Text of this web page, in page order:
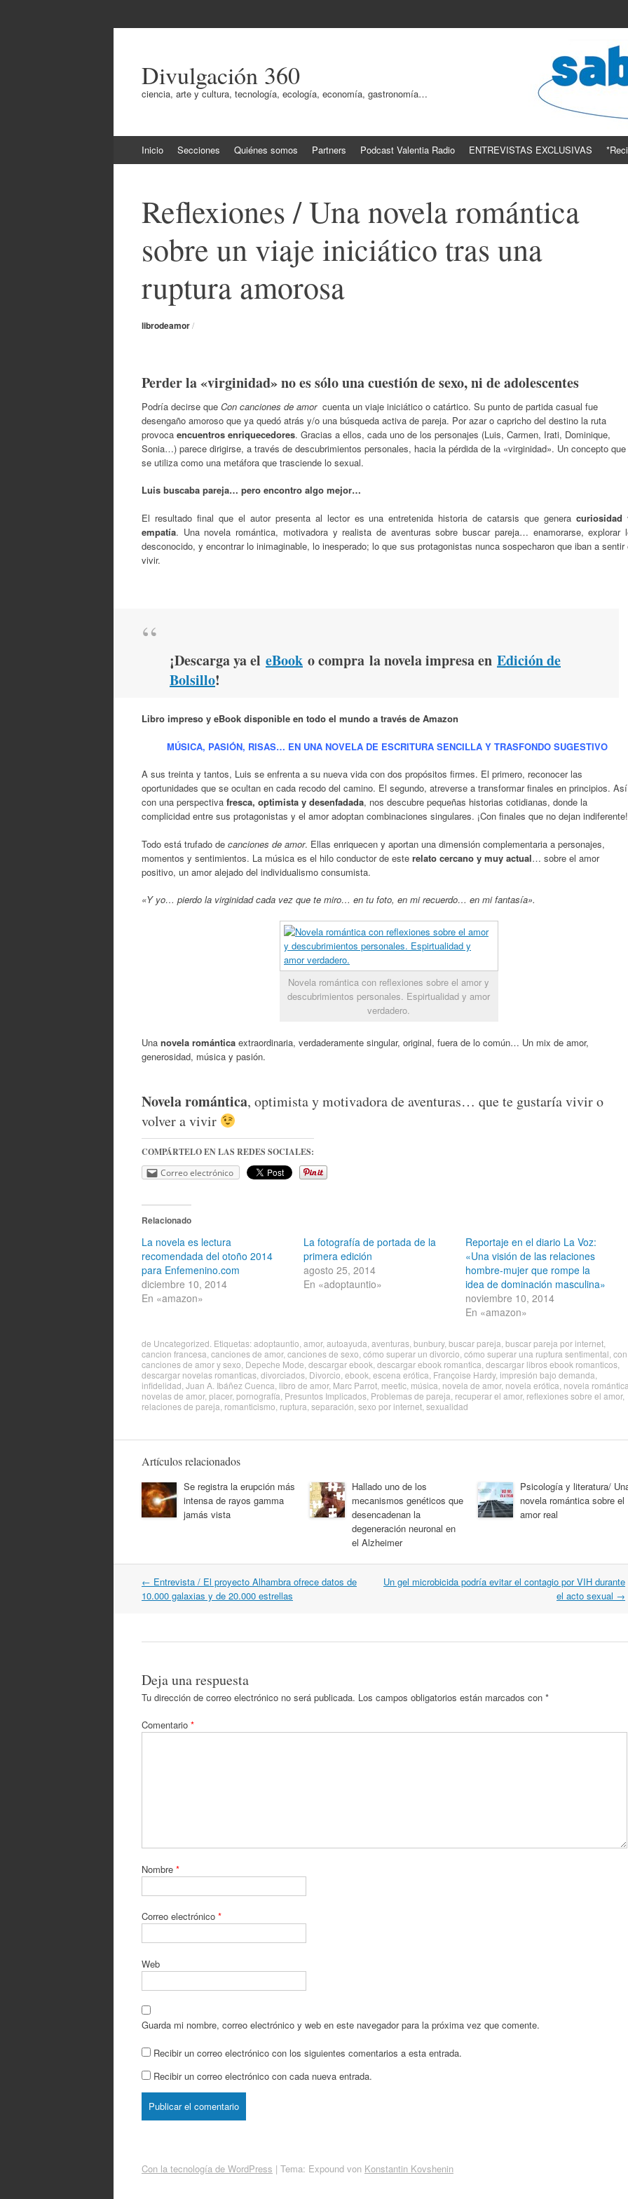
Divulgación 360
ciencia, arte y cultura, tecnología, ecología, economía, gastronomía…
al
Inicio Secciones Quiénes somos Partners Podcast Valentia Radio ENTREVISTAS EXCLUSIVAS
Reflexiones / Una novela romántica
sobre un viaje iniciático tras una
ruptura amorosa
librodeamor/
Perder la «virginidad» no es sólo una cuestión de sexo, ni de adolescentes
Podría decirse que Con canciones de amor cuenta un viaje iniciático o catártico. Su punto de partida casual fue
desengaño amoroso que ya quedó atrás y/o una búsqueda activa de pareja. Por azar o capricho del destino la ruta
provoca encuentros enriquecedores. Gracias a ellos, cada uno de los personajes (Luis, Carmen, Irati, Dominique,
Sonia…) parece dirigirse, a través de descubrimientos personales, hacia la pérdida de la «virginidad». Un concepto que
se utiliza como una metáfora que trasciende lo sexual.
Luis buscaba pareja… pero encontro algo mejor…
El resultado final que el autor presenta al lector es una entretenida historia de catarsis que generacuriosidad
empatía. Una novela romántica, motivadora y realista de aventuras sobre buscar pareja… enamorarse, explorar
desconocido, y encontrar lo inimaginable, lo inesperado; lo que sus protagonistas nunca sospecharon que iban a sentir
vivir.
¡Descarga ya el eBook o compra la novela impresa en Edición de
Bolsillo!
Libro impreso y eBook disponible en todo el mundo a través de Amazon
MÚSICA, PASIÓN, RISAS… EN UNA NOVELA DE ESCRITURA SENCILLA Y TRASFONDO SUGESTIVO
A sus treinta y tantos, Luis se enfrenta a su nueva vida con dos propósitos firmes. El primero, reconocer las
oportunidades que se ocultan en cada recodo del camino. El segundo, atreverse a transformar finales en principios.
con una perspectiva fresca, optimista y desenfadada, nos descubre pequeñas historias cotidianas, donde la
complicidad entre sus protagonistas y el amor adoptan combinaciones singulares. ¡Con finales que no dejan indiferente!
Todo está trufado de canciones de amor. Ellas enriquecen y aportan una dimensión complementaria a personajes,
momentos y sentimientos. La música es el hilo conductor de este relato cercano y muy actual… sobre el amor
positivo, un amor alejado del individualismo consumista.
«Y yo… pierdo la virginidad cada vez que te miro… en tu foto, en mi recuerdo… en mi fantasía».
Novela romántica con reflexiones sobre el amor y
descubrimientos personales. Espirtualidad y amor
verdadero.
Una novela romántica extraordinaria, verdaderamente singular, original, fuera de lo común… Un mix de amor,
generosidad, música y pasión.
Novela romántica, optimista y motivadora de aventuras… que te gustaría vivir o
volver a vivir
COMPÁRTELO EN LAS REDES SOCIALES:
Correo electrónico
Relacionado
La novela es lectura
recomendada del otoño 2014
para Enfemenino.com
diciembre 10, 2014
En «amazon»
La fotografía de portada de la
primera edición
agosto 25, 2014
En «adoptauntio»
Reportaje en el diario La Voz:
«Una visión de las relaciones
hombre-mujer que rompe la
idea de dominación masculina»
noviembre 10, 2014
En «amazon»
de Uncategorized . Etiquetas:adoptauntio amor, autoayuda aventuras bunbury, buscar pareja buscar pareja por internet
cancion francesa canciones de amor, canciones de sexo cómo superar un divorcio cómo superar una ruptura sentimental con
canciones de amor y sexo Depeche Mode descargar ebook descargar ebook romantica descargar libros ebook romanticos
descargar novelas romanticas divorciados Divorcio ebook escena erótica Françoise Hardy, impresión bajo demanda
infidelidad Juan A. Ibáñez Cuenca libro de amor, Marc Parrot meetic música novela de amor, novela erótica novela
novelas de amor, placer, pornografía Presuntos Implicados Problemas de pareja recuperar el amor, reflexiones sobre el amor,
relaciones de pareja romanticismo ruptura separación sexo por internet sexualidad
Artículos relacionados
Se registra la erupción más
intensa de rayos gamma
jamás vista
Hallado uno de los
mecanismos genéticos que
desencadenan la
degeneración neuronal en
el Alzheimer
Psicología y literatura/
novela romántica sobre el
amor real
Navegación
por
← Entrevista / El proyecto Alhambra ofrece datos de
10.000 galaxias y de 20.000 estrellas
Un gel microbicida podría evitar el contagio por VIH durante
el acto sexual →
Deja una respuesta
Tu dirección de correo electrónico no será publicada. Los campos obligatorios están marcados con *
Comentario *
Nombre *
Correo electrónico *
Web
Guarda mi nombre, correo electrónico y web en este navegador para la próxima vez que comente.
Recibir un correo electrónico con los siguientes comentarios a esta entrada.
Recibir un correo electrónico con cada nueva entrada.
Con la tecnología de WordPress | Tema: Expound von Konstantin Kovshenin